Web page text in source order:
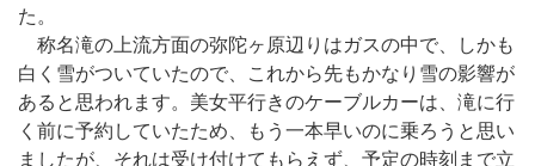
た。
称名滝の上流方面の弥陀ヶ原辺りはガスの中で、しかも
白く雪がついていたので、これから先もかなり雪の影響が
あると思われます。美女平行きのケーブルカーは、滝に行
く前に予約していたため、もう一本早いのに乗ろうと思い
ましたが、それは受け付けてもらえず、予定の時刻まで立